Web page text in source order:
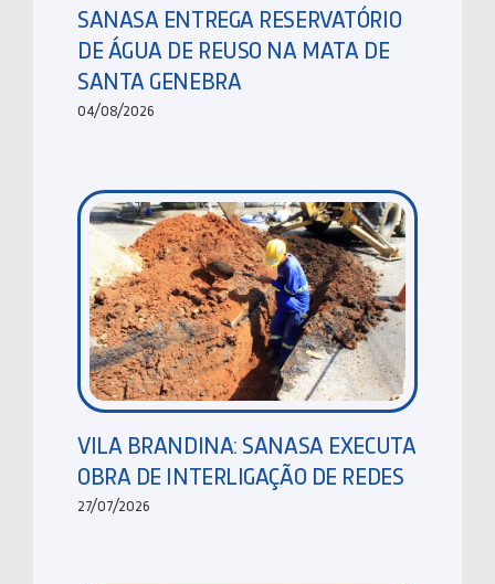
SANASA ENTREGA RESERVATÓRIO
DE ÁGUA DE REUSO NA MATA DE
SANTA GENEBRA
04/08/2026
VILA BRANDINA: SANASA EXECUTA
OBRA DE INTERLIGAÇÃO DE REDES
27/07/2026